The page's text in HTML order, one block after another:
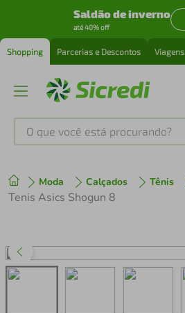
Saldão de inverno
até 40% off
Shopping Parcerias e Descontos Viagens
O que você está procurando?
Moda Calçados Tênis
Tenis Asics Shogun 8
º tenis
perfume